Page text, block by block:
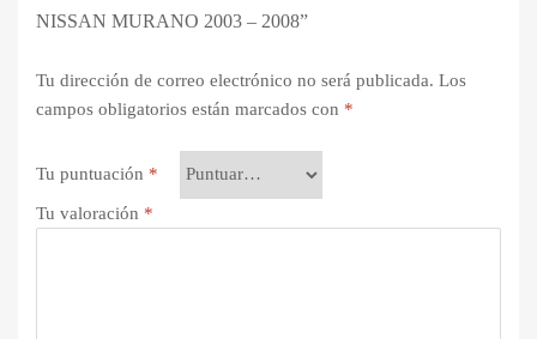
NISSAN MURANO 2003 – 2008”
Tu dirección de correo electrónico no será publicada. Los
campos obligatorios están marcados con *
Tu puntuación *
Tu valoración *